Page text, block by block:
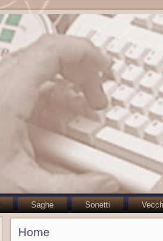
Saghe Sonetti
Home